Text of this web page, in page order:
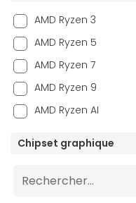
AMD Ryzen 3
AMD Ryzen 5
AMD Ryzen 7
AMD Ryzen 9
AMD Ryzen AI
Chipset graphique